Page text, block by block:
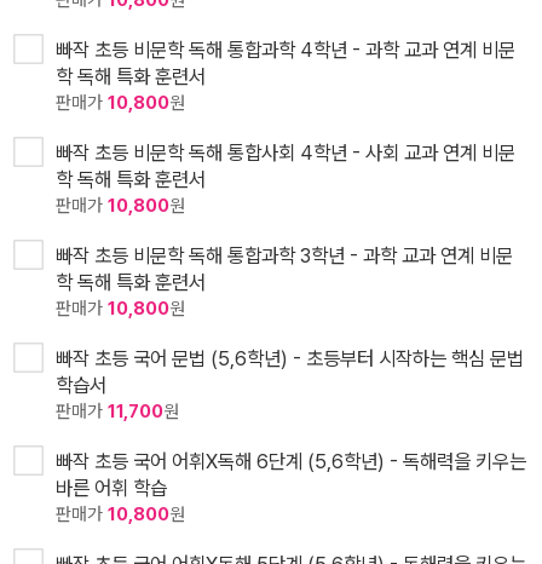
빠작 초등 비문학 독해 통합과학 4학년 - 과학 교과 연계 비문
학 독해 특화 훈련서
판매가 10,800원
빠작 초등 비문학 독해 통합사회 4학년 - 사회 교과 연계 비문
학 독해 특화 훈련서
판매가 10,800원
빠작 초등 비문학 독해 통합과학 3학년 - 과학 교과 연계 비문
학 독해 특화 훈련서
판매가 10,800원
빠작 초등 국어 문법 (5,6학년) - 초등부터 시작하는 핵심 문법
학습서
판매가 11,700원
빠작 초등 국어 어휘X독해 6단계 (5,6학년) - 독해력을 키우는
바른 어휘 학습
판매가 10,800원